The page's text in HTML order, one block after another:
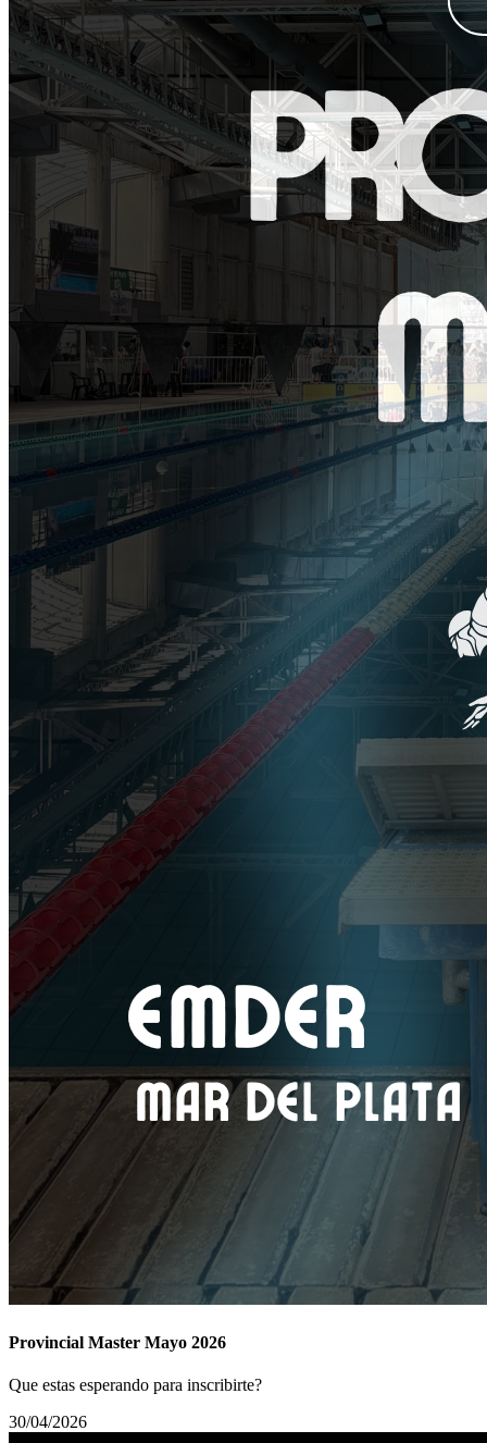
Provincial Master Mayo 2026
Que estas esperando para inscribirte?
30/04/2026